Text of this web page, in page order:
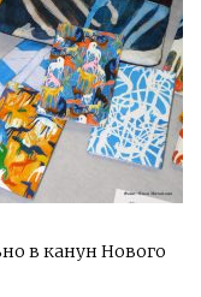
в канун Нового